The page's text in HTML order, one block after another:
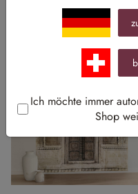
Ich möchte immer
Shop